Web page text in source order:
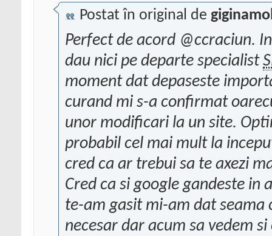
Postat în original de
Perfect de acord @ccraciun.
dau nici pe departe specialist
moment dat depaseste
curand mi s-a confirmat
unor modificari la un site.
probabil cel mai mult la
cred ca ar trebui sa te axezi
Cred ca si google gandeste in
te-am gasit mi-am dat seama
necesar dar acum sa vedem